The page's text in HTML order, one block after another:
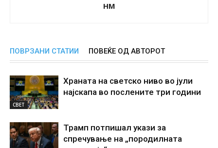
НМ
ПОВРЗАНИ СТАТИИ ПОВЕЌЕ ОД АВТОРОТ
СВЕТ
Храната на светско ниво во јули
најскапа во послените три години
Трамп потпишал укази за
спречување на „породилната